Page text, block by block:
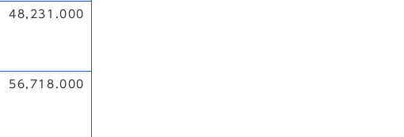
48,231.000
56,718.000